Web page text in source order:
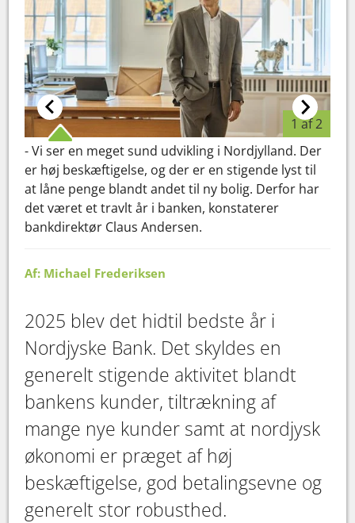
1 af 2
- Vi ser en meget sund udvikling i Nordjylland. Der
er høj beskæftigelse, og der er en stigende lyst til
at låne penge blandt andet til ny bolig. Derfor har
det været et travlt år i banken, konstaterer
bankdirektør Claus Andersen.
Af: Michael Frederiksen
2025 blev det hidtil bedste år i
Nordjyske Bank. Det skyldes en
generelt stigende aktivitet blandt
bankens kunder, tiltrækning af
mange nye kunder samt at nordjysk
økonomi er præget af høj
beskæftigelse, god betalingsevne og
generelt stor robusthed.